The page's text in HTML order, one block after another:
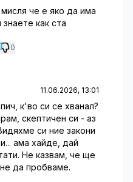
че е яко да има
как ста
0
11.06.2026, 13:01
к'во си се хванал?
скептичен си - аз
си ние закони
ама хайде, дай
Не казвам, че ще
да пробваме.